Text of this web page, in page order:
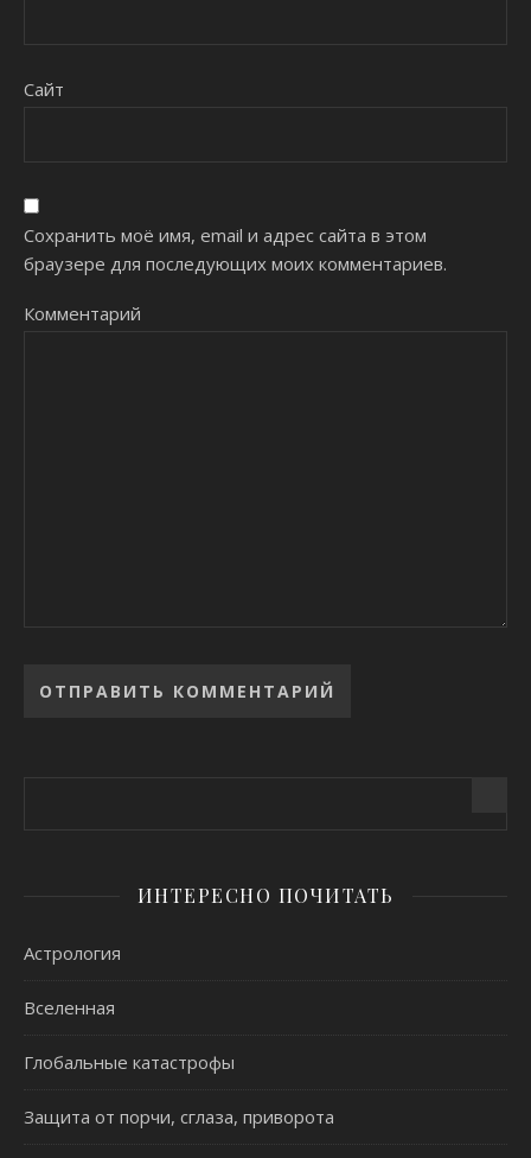
Сайт
Сохранить моё имя, email и адрес сайта в этом
браузере для последующих моих комментариев.
Комментарий
ИНТЕРЕСНО ПОЧИТАТЬ
Астрология
Вселенная
Глобальные катастрофы
Защита от порчи, сглаза, приворота